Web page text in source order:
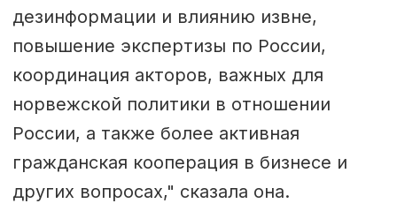
дезинформации и влиянию извне,
повышение экспертизы по России,
координация акторов, важных для
норвежской политики в отношении
России, а также более активная
гражданская кооперация в бизнесе и
других вопросах," сказала она.